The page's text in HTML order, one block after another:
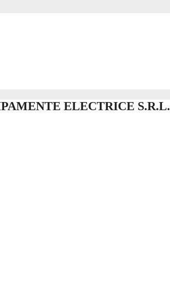
ELECTRICE S.R.L.